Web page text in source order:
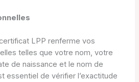
LPP renferme vos
telles que votre nom, votre
de naissance et le nom de
essentiel de vérifier l’exactitude